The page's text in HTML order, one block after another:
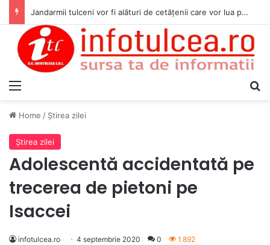
Jandarmii tulceni vor fi alături de cetățenii care vor lua parte la Festivalul Folk Țestos
Home / Ştirea zilei
Ştirea zilei
Adolescentă accidentată pe
trecerea de pietoni pe
Isaccei
infotulcea.ro 4 septembrie 2020 0 1.892